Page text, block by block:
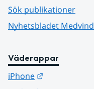
Sök publikationer
Nyhetsbladet Medvind
Väderappar
iPhone